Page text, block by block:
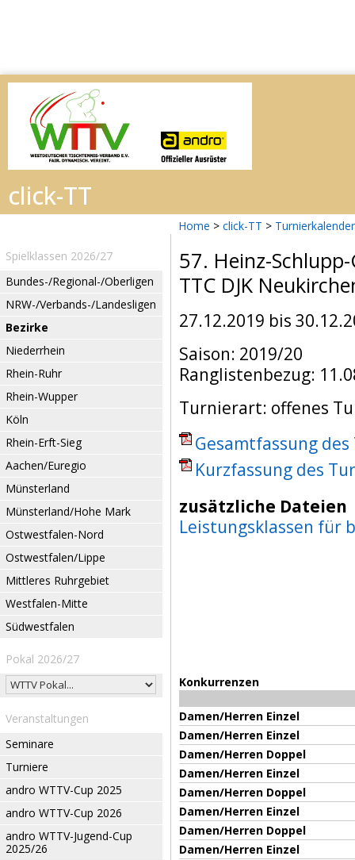
Home > click-TT > Turnierkalender
Spielklassen 2026/27
Bundes-/Regional-/Oberligen
NRW-/Verbands-/Landesligen
Bezirke
Niederrhein
Rhein-Ruhr
Rhein-Wupper
Köln
Rhein-Erft-Sieg
Aachen/Euregio
Münsterland
Münsterland/Hohe Mark
Ostwestfalen-Nord
Ostwestfalen/Lippe
Mittleres Ruhrgebiet
Westfalen-Mitte
Südwestfalen
Pokal 2026/27
Veranstaltungen
Seminare
Turniere
andro WTTV-Cup 2025
andro WTTV-Cup 2026
andro WTTV-Jugend-Cup
2025/26
57. Heinz-
TTC DJK
27.12.2019 bis
Saison: 2019/20
Ranglistenbezug:
Turnierart: offenes
Gesamtfassung
Kurzfassung des
zusätzliche Dateien
Leistungsklassen für
Konkurrenzen
Damen/Herren Einzel
Damen/Herren Einzel
Damen/Herren Doppel
Damen/Herren Einzel
Damen/Herren Doppel
Damen/Herren Einzel
Damen/Herren Doppel
Damen/Herren Einzel